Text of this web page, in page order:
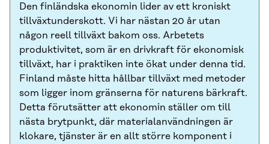
Den finländska ekonomin lider av ett kroniskt
tillväxtunderskott. Vi har nästan 20 år utan
någon reell tillväxt bakom oss. Arbetets
produktivitet, som är en drivkraft för ekonomisk
tillväxt, har i praktiken inte ökat under denna tid.
Finland måste hitta hållbar tillväxt med metoder
som ligger inom gränserna för naturens bärkraft.
Detta förutsätter att ekonomin ställer om till
nästa brytpunkt, där materialanvändningen är
klokare, tjänster är en allt större komponent i